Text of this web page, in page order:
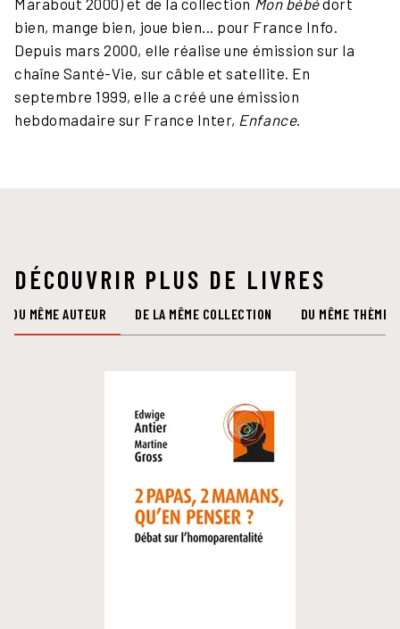
bien, mange bien, joue bien... pour France Info.
Depuis mars 2000, elle réalise une émission sur la
chaîne Santé-Vie, sur câble et satellite. En
septembre 1999, elle a créé une émission
hebdomadaire sur France Inter, Enfance.
DÉCOUVRIR PLUS DE LIVRES
DU MÊME AUTEUR DE LA MÊME COLLECTION DU MÊME THÈME